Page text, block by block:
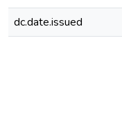
dc.date.issued